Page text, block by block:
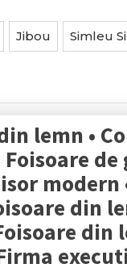
Jibou Simleu
lemn •
Foisoare
modern
din
din